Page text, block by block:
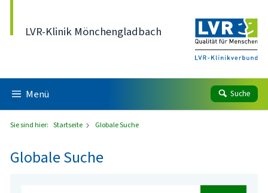
LVR-Klinik Mönchengladbach
Menü Suche
Sie sind hier: Startseite Globale Suche
Globale Suche